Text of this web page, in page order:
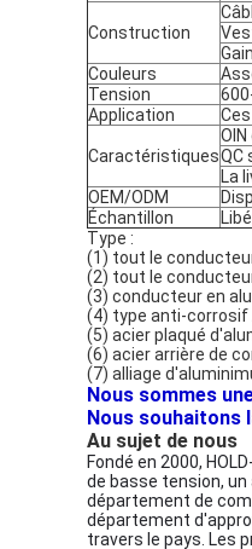
Construction
Couleurs
Tension
Application
CaractéristiquesQC
La
OEM/ODM
Échantillon
Type :
(1) tout le
(2) tout le
(3) conducteur en
(4) type anti-corrosif
(5) acier plaqué
(6) acier arrière de
(7) alliage
Nous sommes
Nous souhaitons
Au sujet de nous
Fondé en 2000,
de basse tension,
département de
département
travers le pays. Les